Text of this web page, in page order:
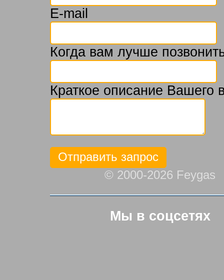
E-mail
Когда вам лучше
Краткое описание Вашего
© 2000-2026 Feygas
Мы в соцсетях